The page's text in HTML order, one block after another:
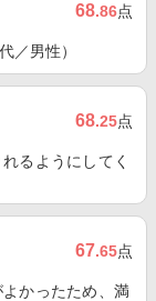
68.86点
／男性）
68.25点
るようにしてく
67.65点
かったため、満